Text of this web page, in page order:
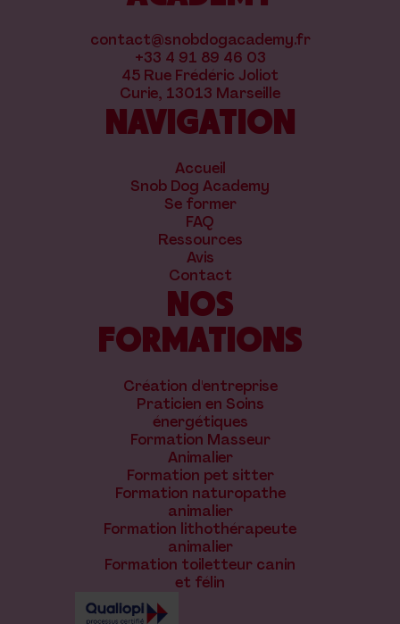
contact@snobdogacademy.fr
+33 4 91 89 46 03
45 Rue Frédéric Joliot
Curie, 13013 Marseille
NAVIGATION
Accueil
Snob Dog Academy
Se former
FAQ
Ressources
Avis
Contact
NOS
FORMATIONS
Création d'entreprise
Praticien en Soins
énergétiques
Formation Masseur
Animalier
Formation pet sitter
Formation naturopathe
animalier
Formation lithothérapeute
animalier
Formation toiletteur canin
et félin